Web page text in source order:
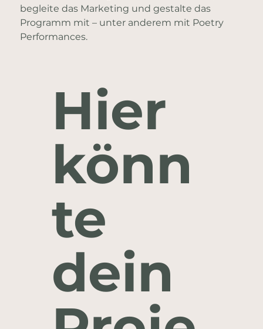
begleite das Marketing und gestalte das
Programm mit – unter anderem mit Poetry
Performances.
Hier
könn
te
dein